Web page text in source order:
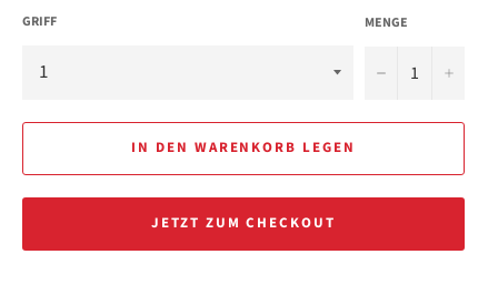
GRIFF MENGE
− +
IN DEN WARENKORB LEGEN
JETZT ZUM CHECKOUT